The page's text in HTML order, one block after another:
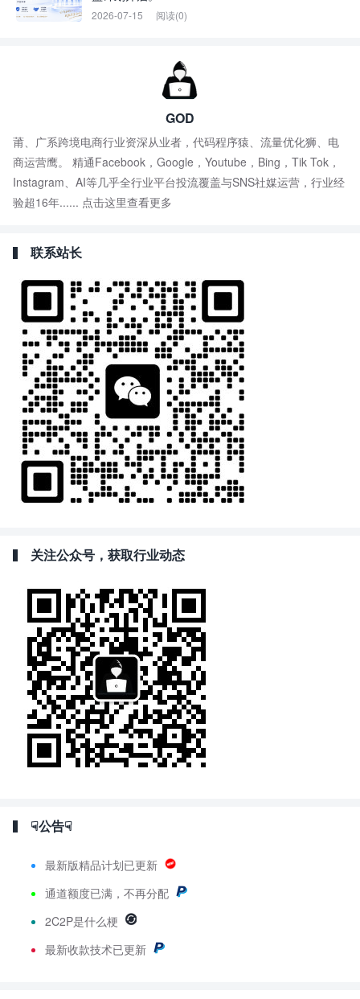
2026-07-15 阅读(0)
GOD
莆、广系跨境电商行业资深从业者，代码程序猿、流量优化狮、电
商运营鹰。 精通Facebook，Google，Youtube，Bing，Tik Tok，
Instagram、AI等几乎全行业平台投流覆盖与SNS社媒运营，行业经
验超16年...... 点击这里查看更多
联系站长
关注公众号，获取行业动态
☟公告☟
最新版精品计划已更新
通道额度已满，不再分配
2C2P是什么梗
最新收款技术已更新